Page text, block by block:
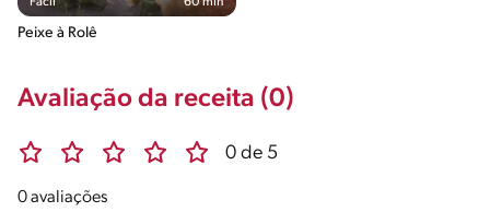
Peixe à Rolê
Avaliação da receita (0)
0 de 5
0 avaliações